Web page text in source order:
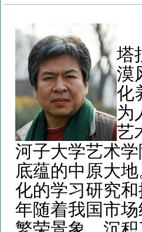
塔
漠
化
为
艺
河子大学艺术
底蕴的中原大
化的学习研究
年随着我国市